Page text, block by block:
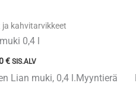
ja kahvitarvikkeet
0,4 l
€ SIS.ALV
Lian muki, 0,4 l.Myyntierä